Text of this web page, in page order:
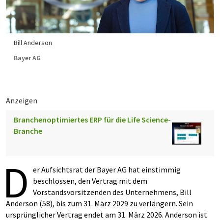
Bill Anderson
Bayer AG
Anzeigen
Branchenoptimiertes ERP für die Life Science-
Branche
D er Aufsichtsrat der Bayer AG hat einstimmig
beschlossen, den Vertrag mit dem
Vorstandsvorsitzenden des Unternehmens, Bill
Anderson (58), bis zum 31. März 2029 zu verlängern. Sein
ursprünglicher Vertrag endet am 31. März 2026. Anderson ist